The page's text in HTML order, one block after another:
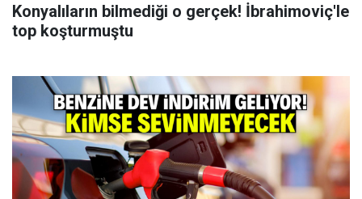
Konyalıların bilmediği o gerçek! İbrahimoviç'le
top koşturmuştu